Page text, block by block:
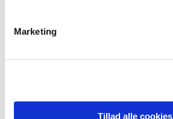
Marketing
Tillad alle cookies